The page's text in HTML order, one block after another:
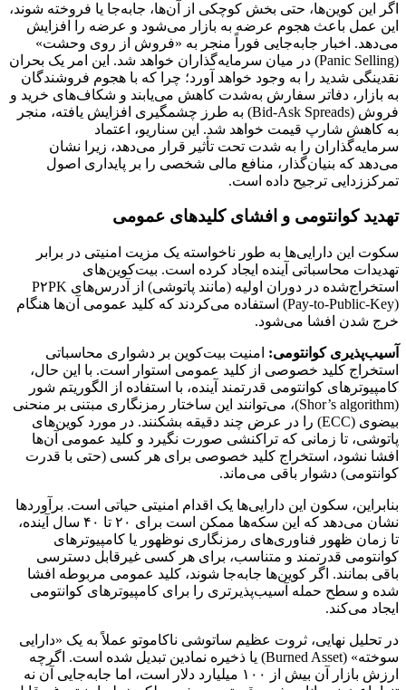
اگر این کوین‌ها، حتی بخش کوچکی از آن‌ها، جابه‌جا یا فروخته شوند،
این عمل باعث هجوم عرضه به بازار می‌شود و عرضه را افزایش
می‌دهد. اخبار جابه‌جایی فوراً منجر به «فروش از روی وحشت»
(Panic Selling) در میان سرمایه‌گذاران خواهد شد. این امر یک بحران
نقدینگی شدید را به وجود خواهد آورد؛ چرا که با هجوم فروشندگان
به بازار، دفاتر سفارش به‌شدت کاهش می‌یابند و شکاف‌های خرید و
فروش (Bid-Ask Spreads) به طرز چشمگیری افزایش یافته، منجر
به کاهش شارپ قیمت خواهد شد. این سناریو، اعتماد
سرمایه‌گذاران را به شدت تحت تأثیر قرار می‌دهد، زیرا نشان
می‌دهد که بنیان‌گذار، منافع مالی شخصی را بر پایداری اصول
تمرکززدایی ترجیح داده است.
تهدید کوانتومی و افشای کلیدهای عمومی
سکوت این دارایی‌ها به طور ناخواسته یک مزیت امنیتی در برابر
تهدیدات محاسباتی آینده ایجاد کرده است. بیت‌کوین‌های
استخراج‌شده در دوران اولیه (مانند پاتوشی) از آدرس‌های P۲PK
(Pay-to-Public-Key) استفاده می‌کردند که کلید عمومی آن‌ها هنگام
خرج شدن افشا می‌شود.
آسیب‌پذیری کوانتومی: امنیت بیت‌کوین بر دشواری محاسباتی
استخراج کلید خصوصی از کلید عمومی استوار است. با این حال،
کامپیوترهای کوانتومی قدرتمند آینده، با استفاده از الگوریتم شور
(Shor’s algorithm)، می‌توانند این ساختار رمزنگاری مبتنی بر منحنی
بیضوی (ECC) را در عرض چند دقیقه بشکنند. در مورد کوین‌های
پاتوشی، تا زمانی که تراکنشی صورت نگیرد و کلید عمومی آن‌ها
افشا نشود، استخراج کلید خصوصی برای هر کسی (حتی با قدرت
کوانتومی) دشوار باقی می‌ماند.
بنابراین، سکون این دارایی‌ها یک اقدام امنیتی حیاتی است. برآوردها
نشان می‌دهد که این سکه‌ها ممکن است برای ۲۰ تا ۴۰ سال آینده،
تا زمان ظهور فناوری‌های رمزنگاری نوظهور یا کامپیوترهای
کوانتومی قدرتمند و متناسب، برای هر کسی غیرقابل دسترسی
باقی بمانند. اگر کوین‌ها جابه‌جا شوند، کلید عمومی مربوطه افشا
شده و سطح حمله آسیب‌پذیرتری را برای کامپیوترهای کوانتومی
ایجاد می‌کند.
در تحلیل نهایی، ثروت عظیم ساتوشی ناکاموتو عملاً به یک «دارایی
سوخته» (Burned Asset) یا ذخیره نمادین تبدیل شده است. اگرچه
ارزش بازار آن بیش از ۱۰۰ میلیارد دلار است، اما جابه‌جایی آن نه